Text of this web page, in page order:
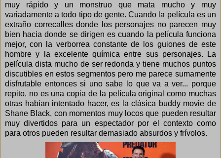
muy rápido y un monstruo que mata mucho y muy
variadamente a todo tipo de gente. Cuando la película es un
extraño correcalles donde los personajes no parecen muy
bien hacia donde se dirigen es cuando la película funciona
mejor, con la verborrea constante de los guiones de este
hombre y la excelente química entre sus personajes. La
película dista mucho de ser redonda y tiene muchos puntos
discutibles en estos segmentos pero me parece sumamente
disfrutable entonces si uno sabe lo que va a ver... porque
repito, no es una copia de la película original como muchas
otras habían intentado hacer, es la clásica buddy movie de
Shane Black, con momentos muy locos que pueden resultar
muy divertidos para un espectador por el contexto como
para otros pueden resultar demasiado absurdos y frívolos.